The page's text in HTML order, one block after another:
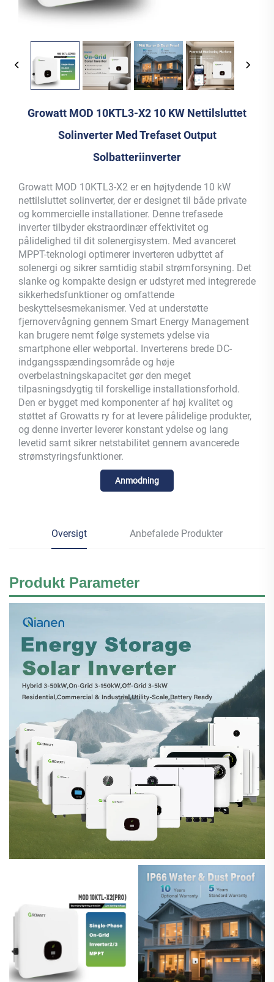
Growatt MOD 10KTL3-X2 10 KW Nettilsluttet
Solinverter Med Trefaset Output
Solbatteriinverter
Growatt MOD 10KTL3-X2 er en højtydende 10 kW
nettilsluttet solinverter, der er designet til både private
og kommercielle installationer. Denne trefasede
inverter tilbyder ekstraordinær effektivitet og
pålidelighed til dit solenergisystem. Med avanceret
MPPT-teknologi optimerer inverteren udbyttet af
solenergi og sikrer samtidig stabil strømforsyning. Det
slanke og kompakte design er udstyret med integrerede
sikkerhedsfunktioner og omfattende
beskyttelsesmekanismer. Ved at understøtte
fjernovervågning gennem Smart Energy Management
kan brugere nemt følge systemets ydelse via
smartphone eller webportal. Inverterens brede DC-
indgangsspændingsområde og høje
overbelastningskapacitet gør den meget
tilpasningsdygtig til forskellige installationsforhold.
Den er bygget med komponenter af høj kvalitet og
støttet af Growatts ry for at levere pålidelige produkter,
og denne inverter leverer konstant ydelse og lang
levetid samt sikrer netstabilitet gennem avancerede
strømstyringsfunktioner.
Anmodning
Oversigt Anbefalede Produkter
Produkt Parameter